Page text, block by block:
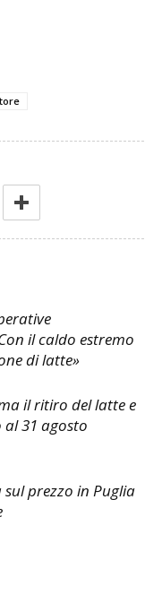
il caldo estremo
di latte»
il ritiro del latte e
31 agosto
sul prezzo in Puglia